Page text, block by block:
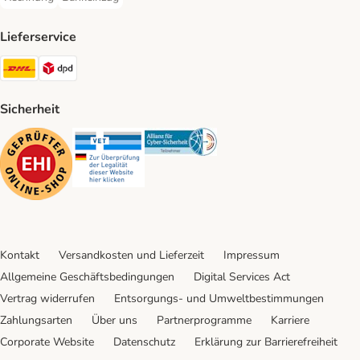
Rechnung Payment Method
Bankeinzug Payment Method
Lieferservice
DHL Shipping Method
Sicherheit
Security Security Security
Kontakt Versandkosten und Lieferzeit
Impressum
Allgemeine Geschäftsbedingungen
Digital Services Act
Vertrag widerrufen
Entsorgungs- und Umweltbestimmungen
Zahlungsarten
Über uns Partnerprogramme
Karriere
Corporate Website
Datenschutz Erklärung zur Barrierefreiheit